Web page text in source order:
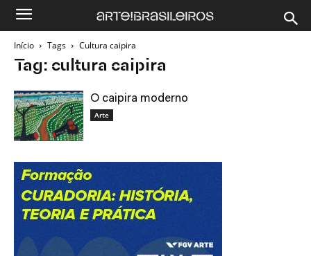
Início Tags Cultura caipira
Tag: cultura caipira
O caipira moderno
Arte